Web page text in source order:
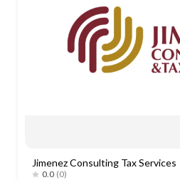
Jimenez Consulting Tax Services
0.0 (0)